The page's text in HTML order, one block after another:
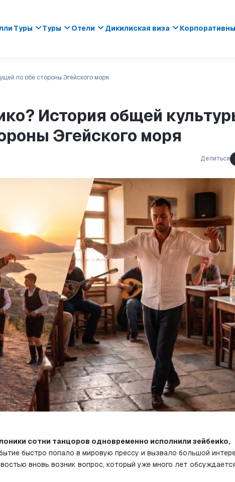
Туры Туры Отели Дикилиская виза
по обе стороны Эгейского моря
История общей
Эгейского моря
Делиться
сотни танцоров одновременно исполнили зейбеи́ко,
быстро попало в мировую прессу и вызвало большой
вновь возник вопрос, который уже много лет